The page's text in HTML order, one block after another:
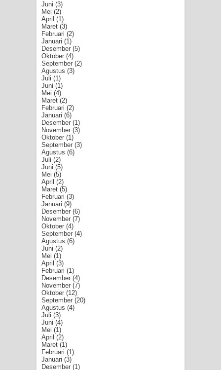
Juni (3)
Mei (2)
April (1)
Maret (3)
Februari (2)
Januari (1)
Desember (5)
Oktober (4)
September (2)
Agustus (3)
Juli (1)
Juni (1)
Mei (4)
Maret (2)
Februari (2)
Januari (6)
Desember (1)
November (3)
Oktober (1)
September (3)
Agustus (6)
Juli (2)
Juni (5)
Mei (5)
April (2)
Maret (5)
Februari (3)
Januari (9)
Desember (6)
November (7)
Oktober (4)
September (4)
Agustus (6)
Juni (2)
Mei (1)
April (3)
Februari (1)
Desember (4)
November (7)
Oktober (12)
September (20)
Agustus (4)
Juli (3)
Juni (4)
Mei (1)
April (2)
Maret (1)
Februari (1)
Januari (3)
Desember (1)